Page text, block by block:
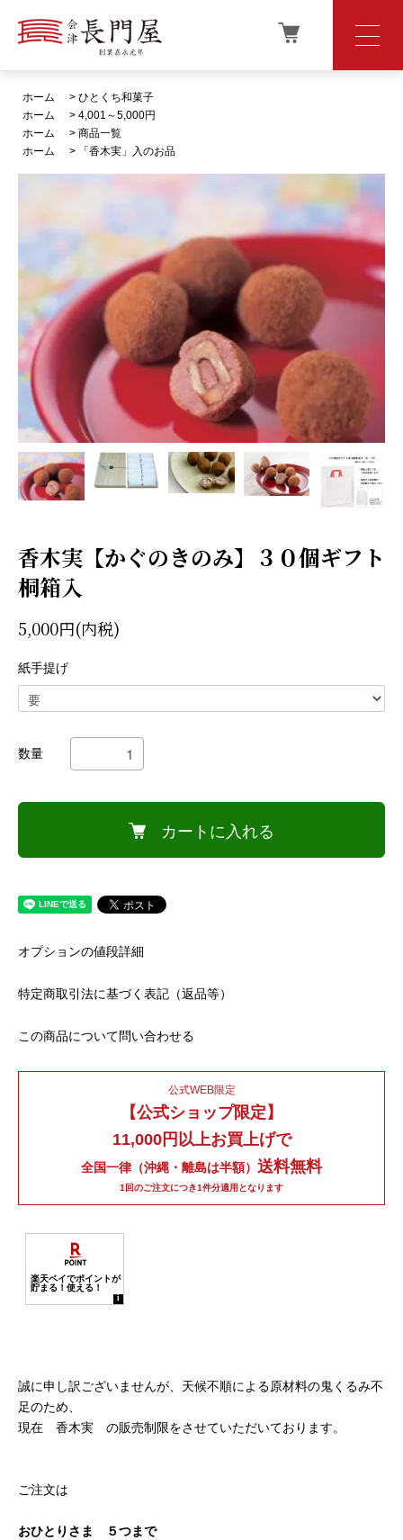
ホーム > ひとくち和菓子
ホーム
> 4,001～5,000円
ホーム
> 商品一覧
ホーム
> 「香木実」入のお品
香木実【かぐのきのみ】３０個ギフト
桐箱入
5,000円(内税)
紙手提げ
数量
カートに入れる
オプションの値段詳細
特定商取引法に基づく表記（返品等）
この商品について問い合わせる
公式WEB限定
【公式ショップ限定】
11,000円以上お買上げで
全国一律（沖縄・離島は半額） 送料無料
1回のご注文につき1件分適用となります
誠に申し訳ございませんが、天候不順による原材料の鬼くるみ不
足のため、
現在 香木実 の販売制限をさせていただいております。
ご注文は
おひとりさま ５つまで